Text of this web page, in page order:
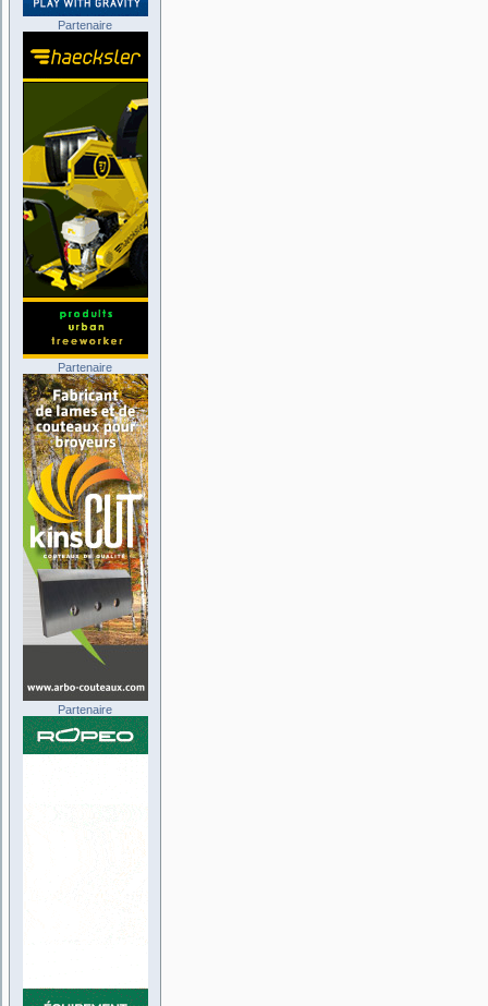
Partenaire
Partenaire
Partenaire